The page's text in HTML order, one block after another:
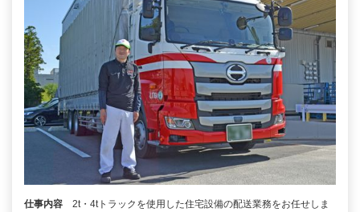
仕事内容
2t・4tトラックを使用した住宅設備の配送業務をお任せしま